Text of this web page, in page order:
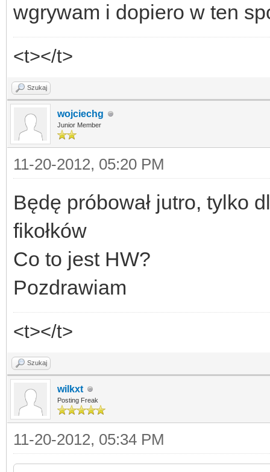
wgrywam i dopiero w ten
<t></t>
Szukaj
wojciechg
Junior Member
11-20-2012, 05:20 PM
Będę próbował jutro, tylko
fikołków
Co to jest HW?
Pozdrawiam
<t></t>
Szukaj
wilkxt
Posting Freak
11-20-2012, 05:34 PM